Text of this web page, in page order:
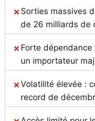
Sorties massives
de 26 milliards de
Forte
un importateur
Volatilité élevée :
record de